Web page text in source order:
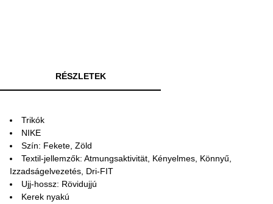
RÉSZLETEK
Trikók
NIKE
Szín: Fekete, Zöld
Textil-jellemzők: Atmungsaktivität, Kényelmes, Könnyű,
Izzadságelvezetés, Dri-FIT
Ujj-hossz: Rövidujjú
Kerek nyakú